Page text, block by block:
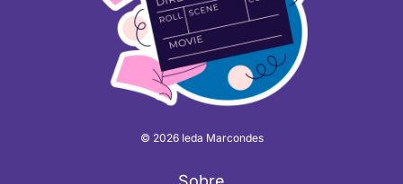
© 2026 Ieda Marcondes